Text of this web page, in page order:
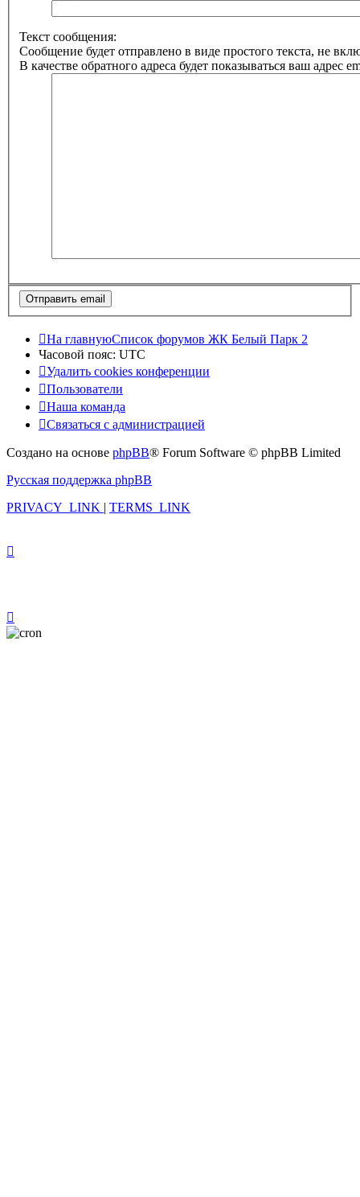
Текст сообщения:
Сообщение будет отправлено в виде простого текста, не
В качестве обратного адреса будет показываться ваш адрес
На главнуюСписок форумов ЖК Белый Парк 2
Часовой пояс: UTC
Удалить cookies конференции
Пользователи
Наша команда
Связаться с администрацией
Создано на основе phpBB® Forum Software © phpBB Limited
Русская поддержка phpBB
PRIVACY_LINK | TERMS_LINK